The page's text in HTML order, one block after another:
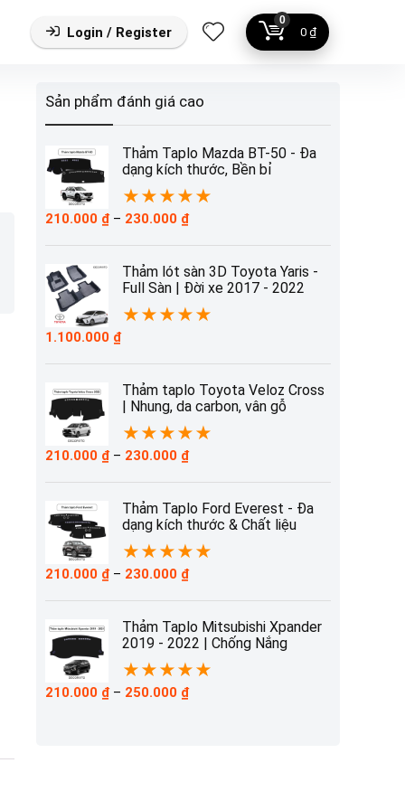
Login / Register
0
0 ₫
Sản phẩm đánh giá cao
Thảm Taplo Mazda BT-50 - Đa
dạng kích thước, Bền bỉ
★★★★★
210.000 ₫ – 230.000 ₫Khoảng
từ
210.000 ₫
đến
Thảm lót sàn 3D Toyota Yaris -
Full Sàn | Đời xe 2017 - 2022
★★★★★
1.100.000 ₫
Thảm taplo Toyota Veloz Cross
| Nhung, da carbon, vân gỗ
★★★★★
210.000 ₫ – 230.000 ₫Khoảng
từ
210.000 ₫
đến
Thảm Taplo Ford Everest - Đa
dạng kích thước & Chất liệu
★★★★★
210.000 ₫ – 230.000 ₫Khoảng
từ
210.000 ₫
đến
230.000 ₫
Thảm Taplo Mitsubishi Xpander
2019 - 2022 | Chống Nắng
★★★★★
210.000 ₫ – 250.000 ₫Khoảng